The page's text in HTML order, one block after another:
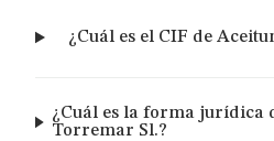
¿Cuál es el CIF de
¿Cuál es la forma jurídica
Torremar Sl.?